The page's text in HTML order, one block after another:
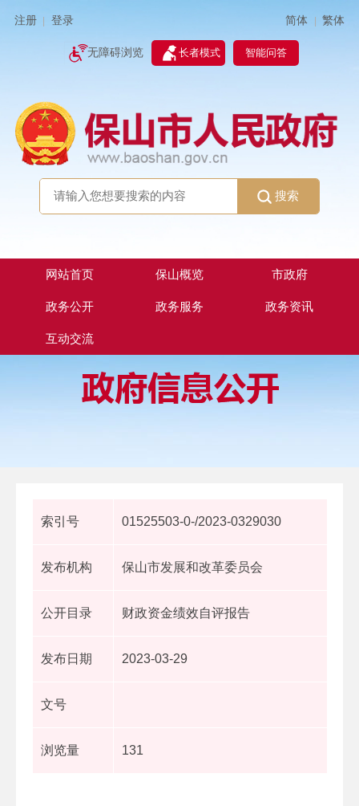
注册 登录 简体 | 繁体
无障碍浏览 长者模式 智能问答
搜索
网站首页 保山概览 市政府
政务公开 政务服务 政务资讯
互动交流
索引号 01525503-0-/2023-0329030
发布机构 保山市发展和改革委员会
公开目录 财政资金绩效自评报告
发布日期 2023-03-29
文号
浏览量 131